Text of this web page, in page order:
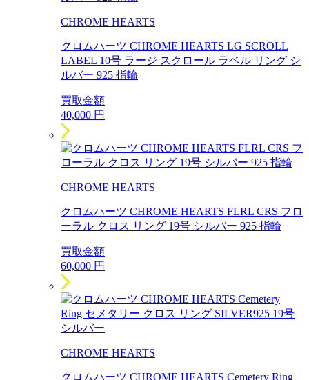
CHROME HEARTS
クロムハーツ CHROME HEARTS LG SCROLL
LABEL 10号 ラージ スクロール ラベル リング シ
ルバー 925 指輪
買取金額
40,000 円
CHROME HEARTS
クロムハーツ CHROME HEARTS FLRL CRS フロ
ーラル クロス リング 19号 シルバー 925 指輪
買取金額
60,000 円
CHROME HEARTS
クロムハーツ CHROME HEARTS Cemetery Ring